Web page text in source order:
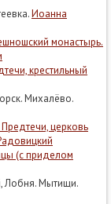
Иоанна
монастырь.
крестильный
Михалёво.
церковь
(с приделом
Лобня. Мытищи.